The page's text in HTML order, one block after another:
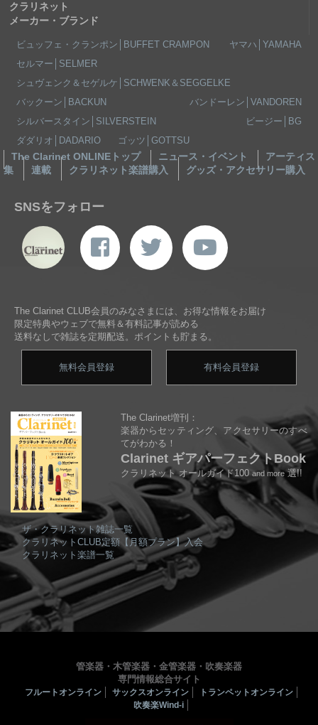
クラリネット
メーカー・ブランド
ビュッフェ・クランポン│BUFFET CRAMPON
ヤマハ│YAMAHA
セルマー│SELMER
シュヴェンク＆セゲルケ│SCHWENK＆SEGGELKE
バックーン│BACKUN
バンドーレン│VANDOREN
シルバースタイン│SILVERSTEIN
ビージー│BG
ダダリオ│DADARIO
ゴッツ│GOTTSU
The Clarinet ONLINEトップ ニュース・イベント
アーティ
集
連載 クラリネット楽譜購入 グッズ・アクセサリー購入
SNSをフォロー
The Clarinet CLUB会員のみなさまには、お得な情報をお届け
限定特典やウェブで無料＆有料記事が読める
送料なしで雑誌を定期配送。ポイントも貯まる。
無料会員登録 有料会員登録
The Clarinet増刊：
楽器からセッティング、アクセサリーのすべ
てがわかる！
Clarinet ギアパーフェクトBook
クラリネット オールガイド100and more選!!
ザ・クラリネット雑誌一覧
クラリネットCLUB定額【月額プラン】入会
クラリネット楽譜一覧
管楽器・木管楽器・金管楽器・吹奏楽器
専門情報総合サイト
フルートオンライン サックスオンライン
トランペットオンライン
吹奏楽Wind-i